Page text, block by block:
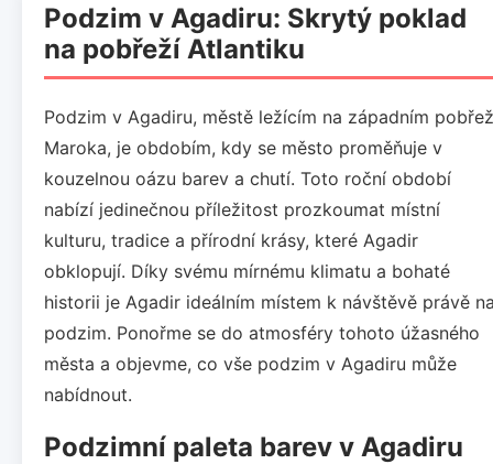
Podzim v Agadiru: Skrytý poklad
na pobřeží Atlantiku
Podzim v Agadiru, městě ležícím na západním
Maroka, je obdobím, kdy se město proměňuje v
kouzelnou oázu barev a chutí. Toto roční období
nabízí jedinečnou příležitost prozkoumat místní
kulturu, tradice a přírodní krásy, které Agadir
obklopují. Díky svému mírnému klimatu a bohaté
historii je Agadir ideálním místem k návštěvě právě
podzim. Ponořme se do atmosféry tohoto úžasného
města a objevme, co vše podzim v Agadiru může
nabídnout.
Podzimní paleta barev v Agadiru